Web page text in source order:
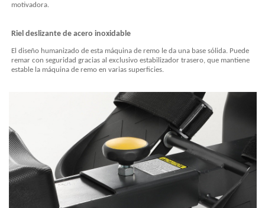
motivadora.
Riel deslizante de acero inoxidable
El diseño humanizado de esta máquina de remo le da una base sólida. Puede
remar con seguridad gracias al exclusivo estabilizador trasero, que mantiene
estable la máquina de remo en varias superficies.